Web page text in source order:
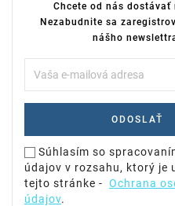
Chcete od nás dostávať
Nezabudnite sa
nášho
Súhlasím so
údajov v rozsahu, ktorý je
tejto stránke - Ochrana
údajov.